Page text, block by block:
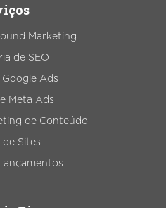
Marketing
de SEO
Ads
Meta Ads
de Conteúdo
de Sites